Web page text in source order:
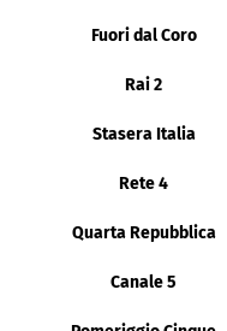
Fuori dal Coro
Rai 2
Stasera Italia
Rete 4
Quarta Repubblica
Canale 5